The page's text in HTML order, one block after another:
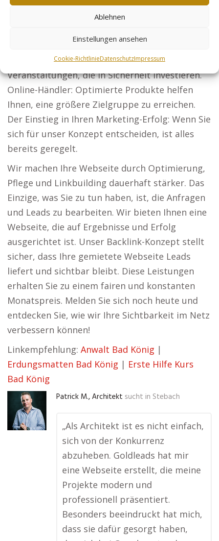
Ablehnen
Einstellungen ansehen
Cookie-RichtlinieDatenschutzImpressum
Steuerberater: Unternehmen und
Dienstleistungen erfahren. Sicherheitsdienste:
Seien Sie die erste Adresse für Firmen und
Veranstaltungen, die in Sicherheit investieren.
Online-Händler: Optimierte Produkte helfen
Ihnen, eine größere Zielgruppe zu erreichen.
Der Einstieg in Ihren Marketing-Erfolg: Wenn Sie
sich für unser Konzept entscheiden, ist alles
bereits geregelt.
Wir machen Ihre Webseite durch Optimierung,
Pflege und Linkbuilding dauerhaft stärker. Das
Einzige, was Sie zu tun haben, ist, die Anfragen
und Leads zu bearbeiten. Wir bieten Ihnen eine
Webseite, die auf Ergebnisse und Erfolg
ausgerichtet ist. Unser Backlink-Konzept stellt
sicher, dass Ihre gemietete Webseite Leads
liefert und sichtbar bleibt. Diese Leistungen
erhalten Sie zu einem fairen und konstanten
Monatspreis. Melden Sie sich noch heute und
entdecken Sie, wie wir Ihre Sichtbarkeit im Netz
verbessern können!
Linkempfehlung: Anwalt Bad König |
Erdungsmatten Bad König | Erste Hilfe Kurs
Bad König
Patrick M., Architekt sucht in Stebach
„Als Architekt ist es nicht einfach,
sich von der Konkurrenz
abzuheben. Goldleads hat mir
eine Webseite erstellt, die meine
Projekte modern und
professionell präsentiert.
Besonders beeindruckt hat mich,
dass sie dafür gesorgt haben,